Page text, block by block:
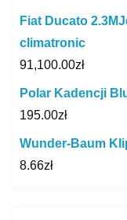
Fiat Ducato
climatronic
91,100.00zł
Polar Kadencji
195.00zł
Wunder-Baum
8.66zł